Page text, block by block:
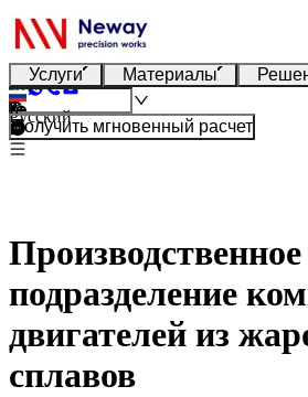
Услуги Материалы
Русский
Получить мгновенный расчет
Производственное
подразделение
двигателей из
сплавов